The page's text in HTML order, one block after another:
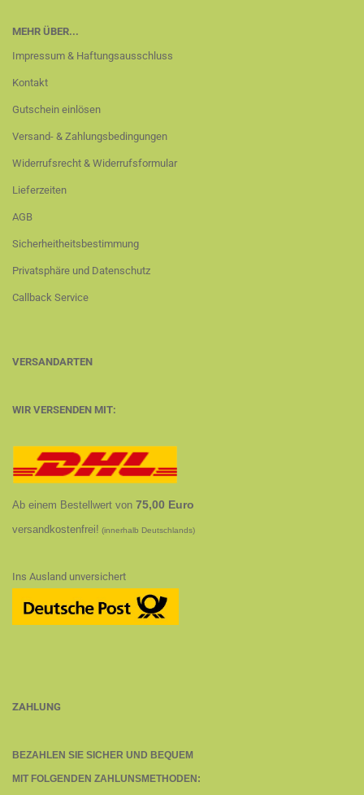
MEHR ÜBER...
Impressum & Haftungsausschluss
Kontakt
Gutschein einlösen
Versand- & Zahlungsbedingungen
Widerrufsrecht & Widerrufsformular
Lieferzeiten
AGB
Sicherheitheitsbestimmung
Privatsphäre und Datenschutz
Callback Service
VERSANDARTEN
WIR VERSENDEN MIT:
Ab einem Bestellwert von 75,00 Euro
versandkostenfrei! (innerhalb Deutschlands)
Ins Ausland unversichert
ZAHLUNG
BEZAHLEN SIE SICHER UND BEQUEM
MIT FOLGENDEN ZAHLUNSMETHODEN: